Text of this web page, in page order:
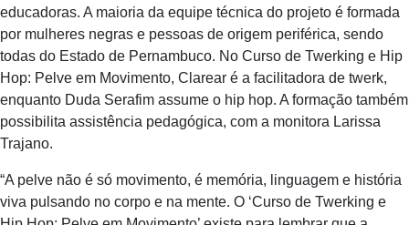
educadoras. A maioria da equipe técnica do projeto é formada
por mulheres negras e pessoas de origem periférica, sendo
todas do Estado de Pernambuco. No Curso de Twerking e Hip
Hop: Pelve em Movimento, Clarear é a facilitadora de twerk,
enquanto Duda Serafim assume o hip hop. A formação também
possibilita assistência pedagógica, com a monitora Larissa
Trajano.
“A pelve não é só movimento, é memória, linguagem e história
viva pulsando no corpo e na mente. O ‘Curso de Twerking e